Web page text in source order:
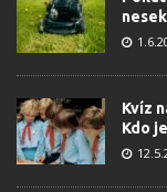
Kvíz
Kdo